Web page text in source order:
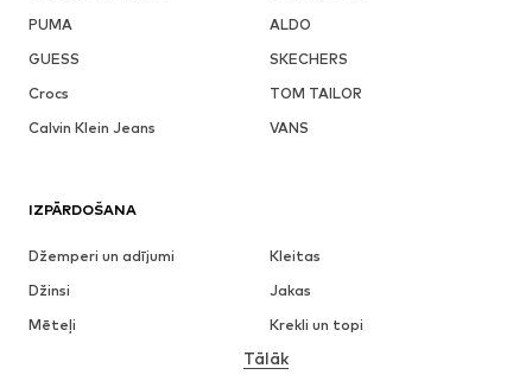
PUMA
ALDO
GUESS
SKECHERS
Crocs
TOM TAILOR
Calvin Klein Jeans
VANS
IZPĀRDOŠANA
Džemperi un adījumi
Kleitas
Džinsi
Jakas
Mēteļi
Krekli un topi
Apakšveļa
Tālāk